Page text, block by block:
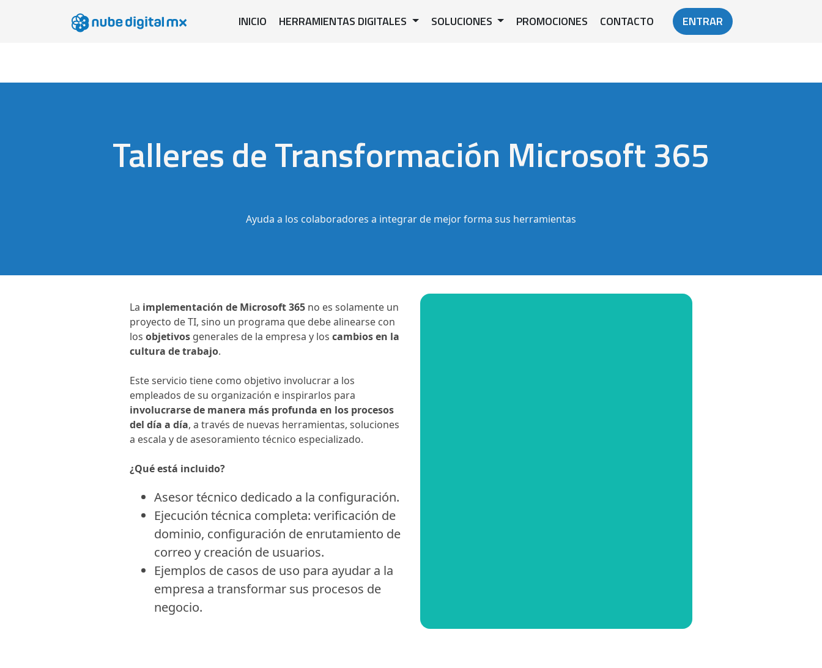
INICIO HERRAMIENTAS DIGITALES SOLUCIONES PROMOCIONES CONTACTO ENTRAR
Talleres de Transformación Microsoft 365
Ayuda a los colaboradores a integrar de mejor forma sus herramientas
La implementación de Microsoft 365 no es solamente un
proyecto de TI, sino un programa que debe alinearse con
los objetivos generales de la empresa y los cambios en la
cultura de trabajo.
Este servicio tiene como objetivo involucrar a los
empleados de su organización e inspirarlos para
involucrarse de manera más profunda en los procesos
del día a día, a través de nuevas herramientas, soluciones
a escala y de asesoramiento técnico especializado.
¿Qué está incluido?
Asesor técnico dedicado a la configuración.
Ejecución técnica completa: verificación de
dominio, configuración de enrutamiento de
correo y creación de usuarios.
Ejemplos de casos de uso para ayudar a la
empresa a transformar sus procesos de
negocio.